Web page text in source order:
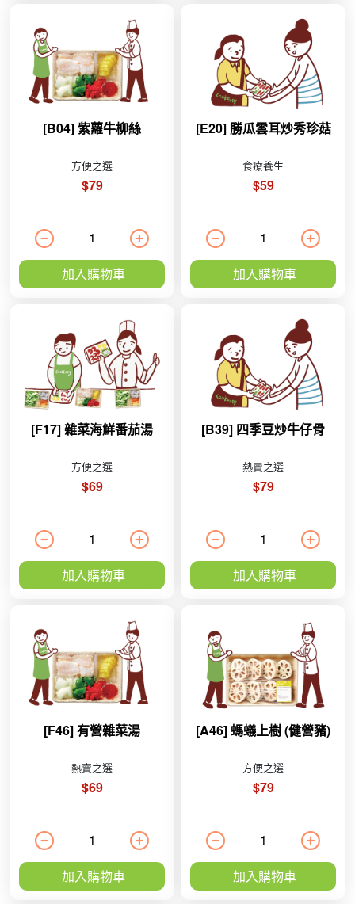
[B04] 紫蘿牛柳絲
方便之選
$79
加入購物車
[E20] 勝瓜雲耳炒秀珍菇
食療養生
$59
加入購物車
[F17] 雜菜海鮮番茄湯
方便之選
$69
加入購物車
[B39] 四季豆炒牛仔骨
熱賣之選
$79
加入購物車
[F46] 有營雜菜湯
熱賣之選
$69
加入購物車
[A46] 螞蟻上樹 (健營豬)
方便之選
$79
加入購物車